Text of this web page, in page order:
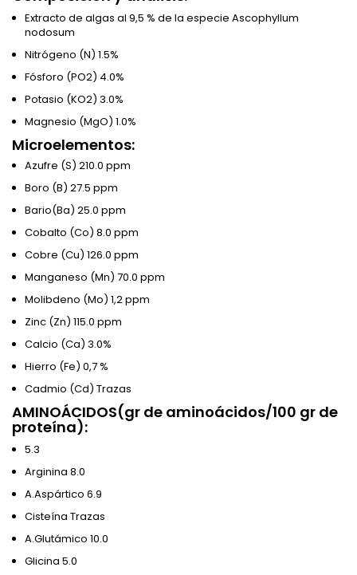
Extracto de algas al 9,5 % de la especie Ascophyllum
nodosum
Nitrógeno (N) 1.5%
Fósforo (PO2) 4.0%
Potasio (KO2) 3.0%
Magnesio (MgO) 1.0%
Microelementos:
Azufre (S) 210.0 ppm
Boro (B) 27.5 ppm
Bario(Ba) 25.0 ppm
Cobalto (Co) 8.0 ppm
Cobre (Cu) 126.0 ppm
Manganeso (Mn) 70.0 ppm
Molibdeno (Mo) 1,2 ppm
Zinc (Zn) 115.0 ppm
Calcio (Ca) 3.0%
Hierro (Fe) 0,7 %
Cadmio (Cd) Trazas
AMINOÁCIDOS(gr de aminoácidos/100 gr de
proteína):
5.3
Arginina 8.0
A.Aspártico 6.9
Cisteína Trazas
A.Glutámico 10.0
Glicina 5.0